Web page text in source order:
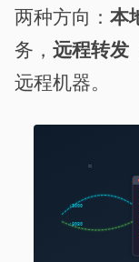
两种方向： 本
务， 远程转发
远程机器。